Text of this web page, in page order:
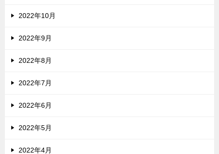
2022年10月
2022年9月
2022年8月
2022年7月
2022年6月
2022年5月
2022年4月